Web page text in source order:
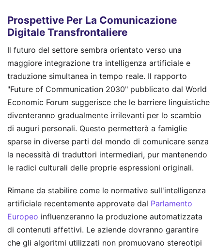
Prospettive Per La Comunicazione
Digitale Transfrontaliere
Il futuro del settore sembra orientato verso una
maggiore integrazione tra intelligenza artificiale e
traduzione simultanea in tempo reale. Il rapporto
"Future of Communication 2030" pubblicato dal World
Economic Forum suggerisce che le barriere linguistiche
diventeranno gradualmente irrilevanti per lo scambio
di auguri personali. Questo permetterà a famiglie
sparse in diverse parti del mondo di comunicare senza
la necessità di traduttori intermediari, pur mantenendo
le radici culturali delle proprie espressioni originali.
Rimane da stabilire come le normative sull'intelligenza
artificiale recentemente approvate dal Parlamento
Europeo influenzeranno la produzione automatizzata
di contenuti affettivi. Le aziende dovranno garantire
che gli algoritmi utilizzati non promuovano stereotipi